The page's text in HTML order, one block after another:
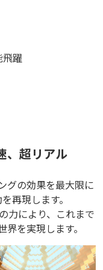
飛躍
、超リアル
グの効果を最大限に
再現します。
力により、これまで
を実現します。